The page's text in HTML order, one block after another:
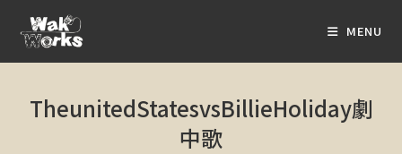
MENU
TheunitedStatesvsBillieHoliday劇
中歌